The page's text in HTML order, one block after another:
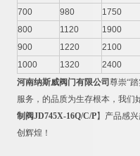
700
980
1750
800
1120
1900
900
1220
2100
1000
1320
2400
河南纳斯威阀门有限公司 尊崇“
服务，的品质为生存根本，我们
制阀JD745X-16Q/C/P】产品感
创辉煌！